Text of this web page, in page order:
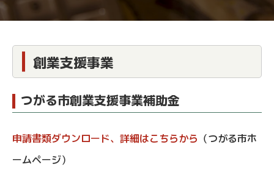
創業支援事業
つがる市創業支援事業補助金
申請書類ダウンロード、詳細はこちらから （つがる市ホ
ームページ）